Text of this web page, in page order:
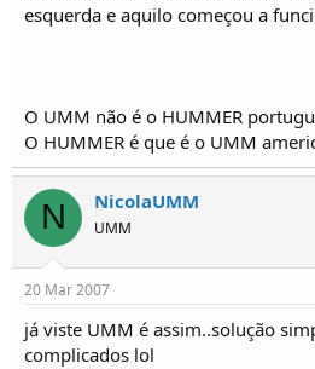
esquerda e aquilo começou a
O UMM não é o HUMMER
O HUMMER é que é o UMM
N NicolaUMM
UMM
20 Mar 2007
já viste UMM é assim..solução
complicados lol